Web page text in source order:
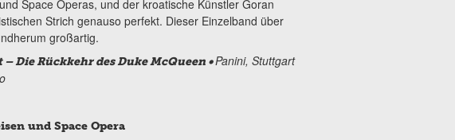
Space Operas, und der kroatische Künstler Goran
Strich genauso perfekt. Dieser Einzelband über
großartig.
Die Rückkehr des Duke McQueen •Panini, Stuttgart
und Space Opera